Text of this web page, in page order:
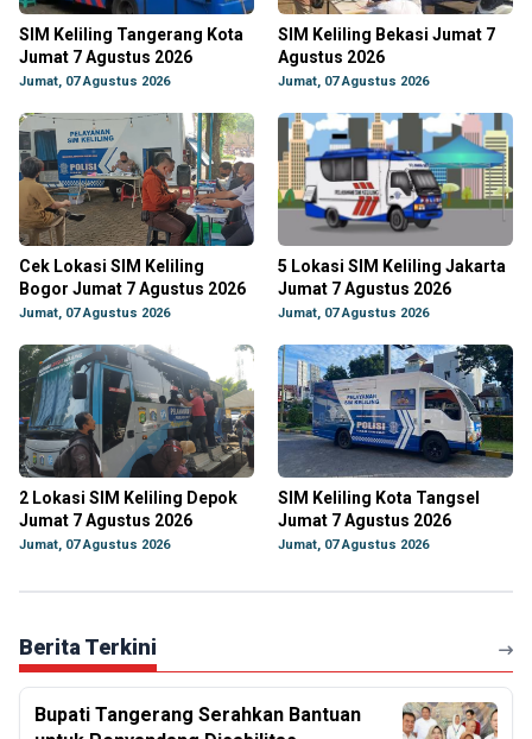
SIM Keliling Tangerang Kota
Jumat 7 Agustus 2026
Jumat, 07 Agustus 2026
SIM Keliling Bekasi Jumat 7
Agustus 2026
Jumat, 07 Agustus 2026
Cek Lokasi SIM Keliling
Bogor Jumat 7 Agustus 2026
Jumat, 07 Agustus 2026
5 Lokasi SIM Keliling Jakarta
Jumat 7 Agustus 2026
Jumat, 07 Agustus 2026
2 Lokasi SIM Keliling Depok
Jumat 7 Agustus 2026
Jumat, 07 Agustus 2026
SIM Keliling Kota Tangsel
Jumat 7 Agustus 2026
Jumat, 07 Agustus 2026
Berita Terkini
Bupati Tangerang Serahkan Bantuan